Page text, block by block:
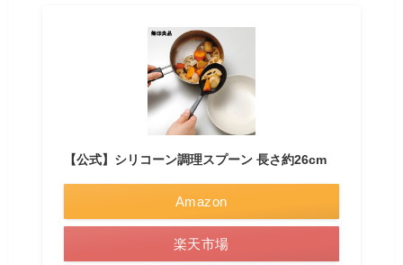
【公式】シリコーン調理スプーン 長さ約26cm
Amazon
楽天市場